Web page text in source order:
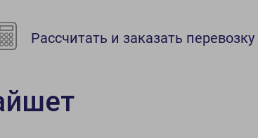
Рассчитать и заказать перевозку